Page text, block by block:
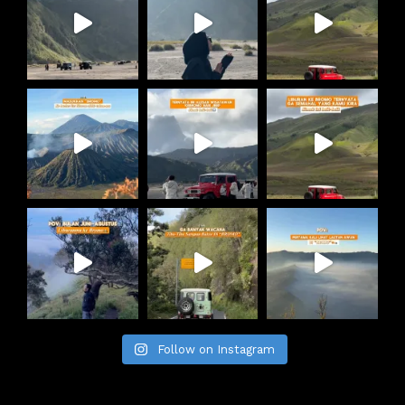
Follow on Instagram